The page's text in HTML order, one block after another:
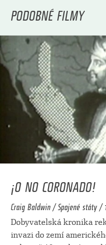
PODOBNÉ FILMY
¡O NO CORONADO!
Craig Baldwin / Spojené státy /
Dobyvatelská kronika
invazi do zemí